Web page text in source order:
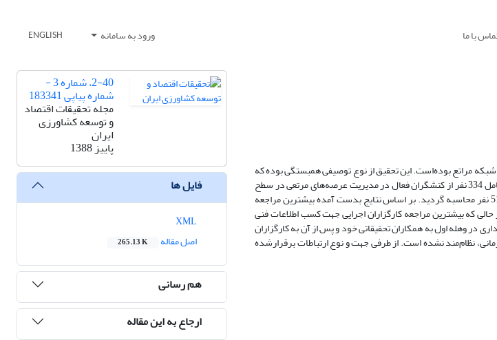
با ما ورود به سامانه ENGLISH
شبکه مراتع بوده‌است. این تحقیق از نوع توصیفی همبستگی بوده که
توسط پرسشنامه محقق ساخته پس از سنجش روایی(دیدگاه متخصصان) و پایایی به انجام رسید. جامعه آماری شامل 334 نفر از کنشگران فعال در مدیریت عرصه‌های مرتعی در سطح
دفتر مرکزی و استان‌های کشور بودند. حجم نمونه محققان، 47 نفر، کارگزاران اجرایی 49 نفر و کارگزاران ترویج 51 نفر محاسبه گردید. بر اساس نتایج بدست آمده بیشترین مراجعه
که بیشترین مراجعه کارگزاران اجرایی جهت کسب اطلاعات فنی
در وهله اول به همکاران تحقیقاتی خود و پس از آن به کارگزاران
نظام‌مند نشده است. از طرفی جهت و نوع ارتباطات برقرارشده
2-40، شماره 3 -
شماره پیاپی 183341
مجله تحقیقات اقتصاد
و توسعه کشاورزی
ایران
پاییز 1388
فایل ها
اصل مقاله
265.13 K
هم رسانی
ارجاع به این مقاله